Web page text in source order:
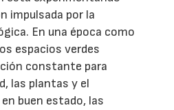
impulsada por la
En una época como
espacios verdes
constante para
las plantas y el
buen estado, las